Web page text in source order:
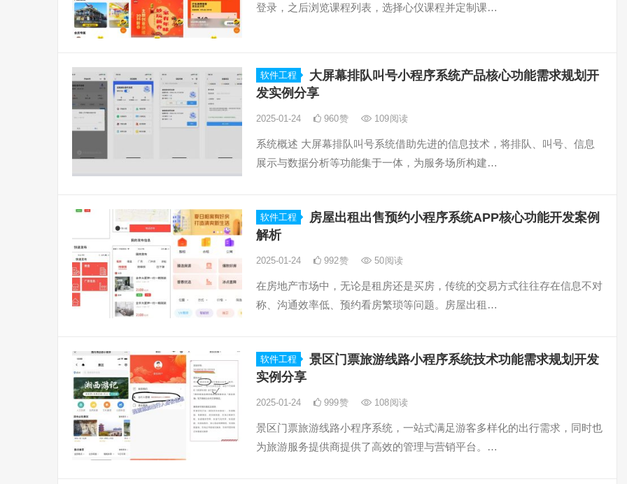
登录，之后浏览课程列表，选择心仪课程并定制课…
软件工程
大屏幕排队叫号小程序系统产品核心功能需求规划开
发实例分享
2025-01-24 960赞 109阅读
系统概述 大屏幕排队叫号系统借助先进的信息技术，将排队、叫号、信息
展示与数据分析等功能集于一体，为服务场所构建…
软件工程
房屋出租出售预约小程序系统APP核心功能开发案例
解析
2025-01-24 992赞 50阅读
在房地产市场中，无论是租房还是买房，传统的交易方式往往存在信息不对
称、沟通效率低、预约看房繁琐等问题。房屋出租…
软件工程
景区门票旅游线路小程序系统技术功能需求规划开发
实例分享
2025-01-24 999赞 108阅读
景区门票旅游线路小程序系统，一站式满足游客多样化的出行需求，同时也
为旅游服务提供商提供了高效的管理与营销平台。…